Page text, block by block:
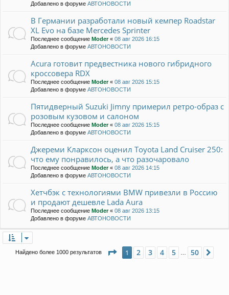
Добавлено в форуме АВТОНОВОСТИ
В Германии разработали новый кемпер Roadstar
XL Evo на базе Mercedes Sprinter
Последнее сообщение Moder« 08 авг 2026 16:15
Добавлено в форуме АВТОНОВОСТИ
Acura готовит предвестника нового гибридного
кроссовера RDX
Последнее сообщение Moder« 08 авг 2026 15:15
Добавлено в форуме АВТОНОВОСТИ
Пятидверный Suzuki Jimny примерил ретро-образ с
розовым кузовом и салоном
Последнее сообщение Moder« 08 авг 2026 15:15
Добавлено в форуме АВТОНОВОСТИ
Джереми Кларксон оценил Toyota Land Cruiser 250:
что ему понравилось, а что разочаровало
Последнее сообщение Moder« 08 авг 2026 14:15
Добавлено в форуме АВТОНОВОСТИ
Хетчбэк с технологиями BMW привезли в Россию
и продают дешевле Lada Aura
Последнее сообщение Moder« 08 авг 2026 13:15
Добавлено в форуме АВТОНОВОСТИ
Найдено более 1000 результатов Страница из 50
1 2 3 4 5 50